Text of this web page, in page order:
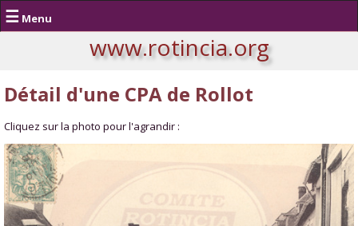
☰ Menu
www.rotincia.org
Détail d'une CPA de Rollot
Cliquez sur la photo pour l'agrandir :